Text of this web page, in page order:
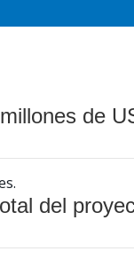
de
del